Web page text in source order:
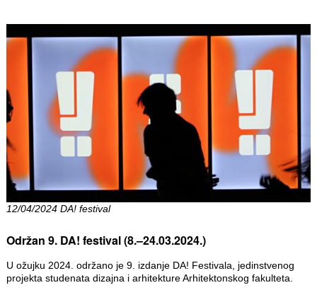
12/04/2024 DA! festival
Održan 9. DA! festival (8.–24.03.2024.)
U ožujku 2024. održano je 9. izdanje DA! Festivala, jedinstvenog
projekta studenata dizajna i arhitekture Arhitektonskog fakulteta.